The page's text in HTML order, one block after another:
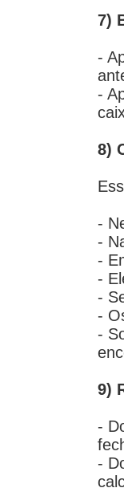
7)
-
-
8)
-
-
-
-
-
-
-
9)
-
-